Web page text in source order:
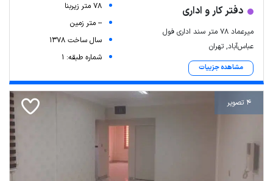
دفتر کار و اداری
میرعماد ۷۸ متر سند اداری فول
عباس‌آباد, تهران
مشاهده جزییات
78 متر زیربنا
-- متر زمین
سال ساخت 1378
شماره طبقه: 1
4 تصویر